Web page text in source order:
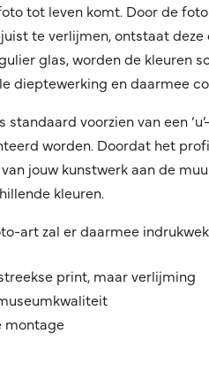
tot leven komt. Door de
te verlijmen, ontstaat
glas, worden de kleuren
dieptewerking en daarmee
standaard voorzien van een
worden. Doordat het
jouw kunstwerk aan de
kleuren.
art zal er daarmee
print, maar verlijming
montage